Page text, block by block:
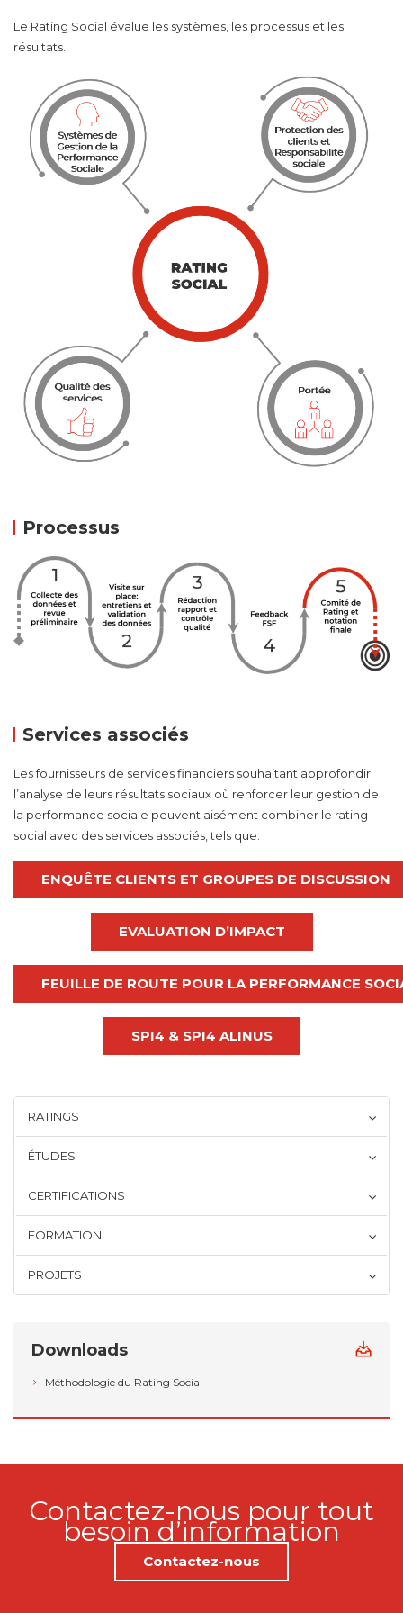
Le Rating Social évalue les systèmes, les processus et les
résultats.
Processus
Services associés
Les fournisseurs de services financiers souhaitant approfondir
l’analyse de leurs résultats sociaux où renforcer leur gestion de
la performance sociale peuvent aisément combiner le rating
social avec des services associés, tels que:
ENQUÊTE CLIENTS ET GROUPES DE DISCUSSION
EVALUATION D’IMPACT
FEUILLE DE ROUTE POUR LA PERFORMANCE
SPI4 & SPI4 ALINUS
RATINGS
ÉTUDES
CERTIFICATIONS
FORMATION
PROJETS
Downloads
Méthodologie du Rating Social
Contactez-nous pour tout
besoin d’information
Contactez-nous